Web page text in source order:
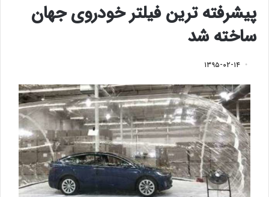
پیشرفته ترین فیلتر خودروی جهان
ساخته شد
۱۳۹۵-۰۲-۱۴